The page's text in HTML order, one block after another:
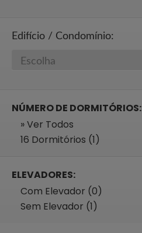
Edifício / Condomínio:
NÚMERO DE DORMITÓRIOS:
» Ver Todos
16 Dormitórios (1)
ELEVADORES:
Com Elevador (0)
Sem Elevador (1)